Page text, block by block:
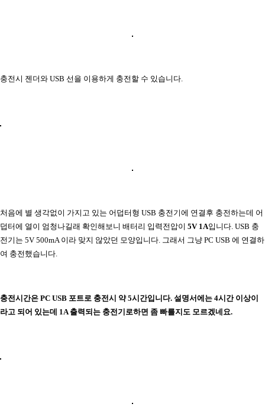
충전시 젠더와 USB 선을 이용하게 충전할 수 있습니다.
처음에 별 생각없이 가지고 있는 어덥터형 USB 충전기에 연결후 충전하는데 어
덥터에 열이 엄청나길래 확인해보니 배터리 입력전압이 5V 1A입니다. USB 충
전기는 5V 500mA 이라 맞지 않았던 모양입니다. 그래서 그냥 PC USB 에 연결하
여 충전했습니다.
충전시간은 PC USB 포트로 충전시 약 5시간입니다. 설명서에는 4시간 이상이
라고 되어 있는데 1A 출력되는 충전기로하면 좀 빠를지도 모르겠네요.